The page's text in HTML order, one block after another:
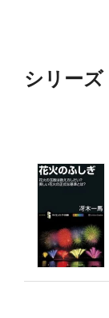
シリーズ